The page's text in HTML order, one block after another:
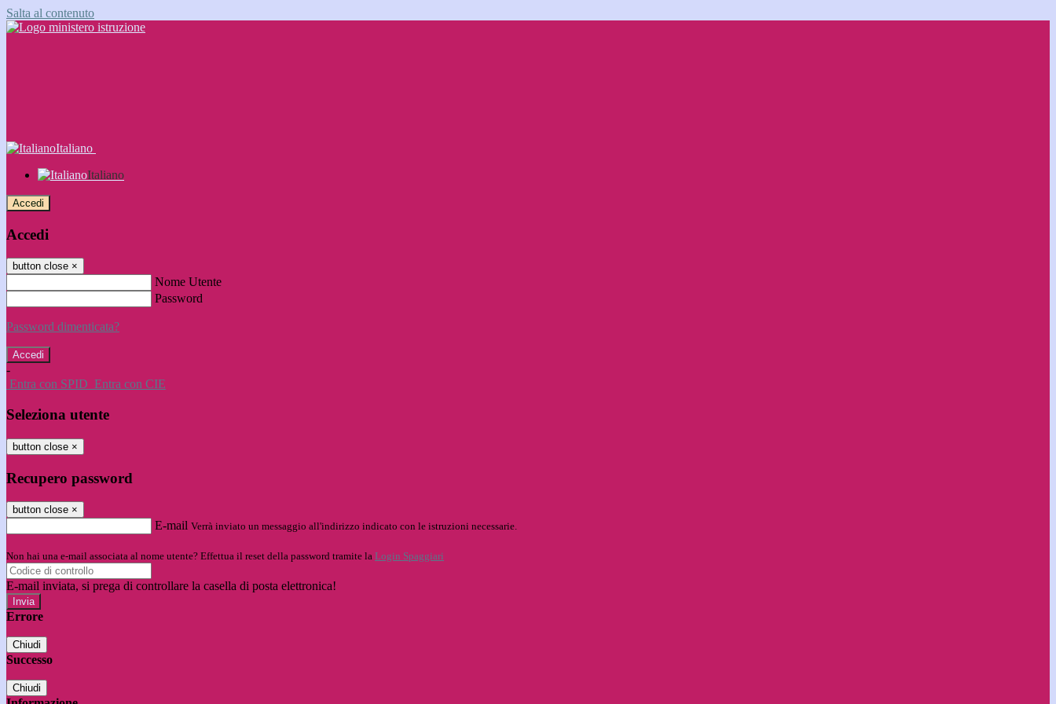
Salta al contenuto
Italiano
Italiano
Accedi
Accedi
button close ×
Nome Utente
Password
Password dimenticata?
-
Entra con SPID Entra con CIE
Seleziona utente
button close ×
Recupero password
button close ×
E-mail Verrà inviato un messaggio all'indirizzo indicato con le istruzioni necessarie.
Non hai una e-mail associata al nome utente? Effettua il reset della password tramite la Login Spaggiari
E-mail inviata, si prega di controllare la casella di posta elettronica!
Errore
Chiudi
Successo
Chiudi